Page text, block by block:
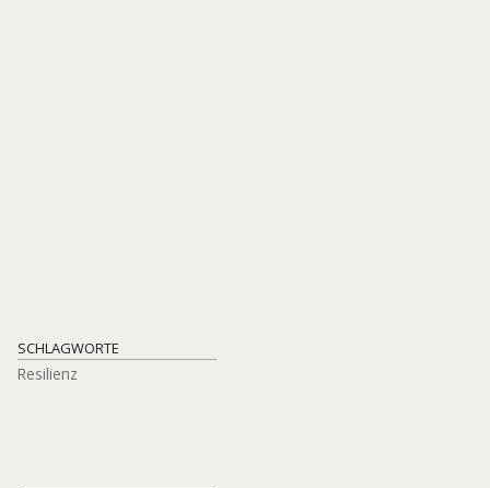
SCHLAGWORTE
Resilienz